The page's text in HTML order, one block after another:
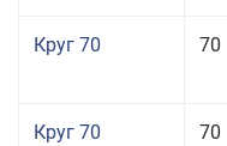
Круг 70 70
Круг 70 70